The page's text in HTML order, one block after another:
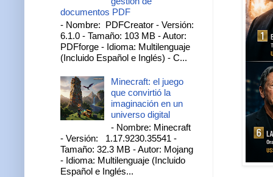
documentos PDF
- Nombre: PDFCreator - Versión:
6.1.0 - Tamaño: 103 MB - Autor:
PDFforge - Idioma: Multilenguaje
(Incluido Español e Inglés) - C...
Minecraft: el juego
que convirtió la
imaginación en un
universo digital
- Nombre: Minecraft
- Versión: 1.17.9230.35541 -
Tamaño: 32.3 MB - Autor: Mojang
- Idioma: Multilenguaje (Incluido
Español e Inglés...